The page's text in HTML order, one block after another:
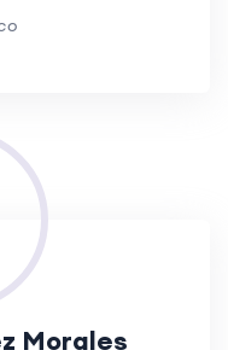
Morales